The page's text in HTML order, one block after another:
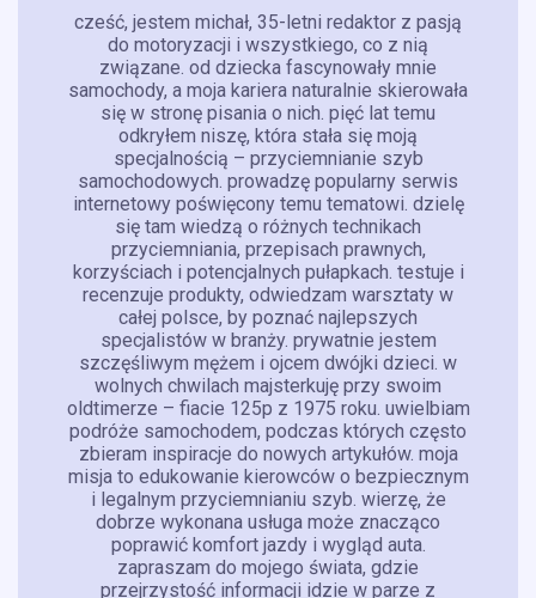
cześć, jestem michał, 35-letni redaktor z pasją
do motoryzacji i wszystkiego, co z nią
związane. od dziecka fascynowały mnie
samochody, a moja kariera naturalnie skierowała
się w stronę pisania o nich. pięć lat temu
odkryłem niszę, która stała się moją
specjalnością – przyciemnianie szyb
samochodowych. prowadzę popularny serwis
internetowy poświęcony temu tematowi. dzielę
się tam wiedzą o różnych technikach
przyciemniania, przepisach prawnych,
korzyściach i potencjalnych pułapkach. testuje i
recenzuje produkty, odwiedzam warsztaty w
całej polsce, by poznać najlepszych
specjalistów w branży. prywatnie jestem
szczęśliwym mężem i ojcem dwójki dzieci. w
wolnych chwilach majsterkuję przy swoim
oldtimerze – fiacie 125p z 1975 roku. uwielbiam
podróże samochodem, podczas których często
zbieram inspiracje do nowych artykułów. moja
misja to edukowanie kierowców o bezpiecznym
i legalnym przyciemnianiu szyb. wierzę, że
dobrze wykonana usługa może znacząco
poprawić komfort jazdy i wygląd auta.
zapraszam do mojego świata, gdzie
przejrzystość informacji idzie w parze z